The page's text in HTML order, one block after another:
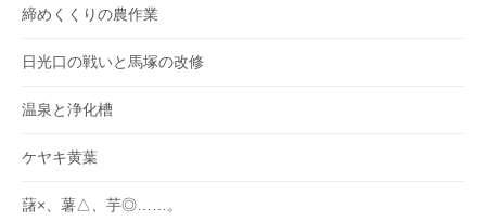
締めくくりの農作業
日光口の戦いと馬塚の改修
温泉と浄化槽
ケヤキ黄葉
藷×、薯△、芋◎……。